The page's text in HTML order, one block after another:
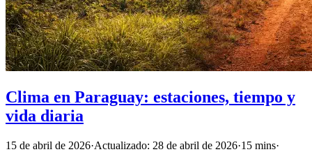
Clima en Paraguay: estaciones, tiempo y
vida diaria
15 de abril de 2026·Actualizado: 28 de abril de 2026·15 mins·